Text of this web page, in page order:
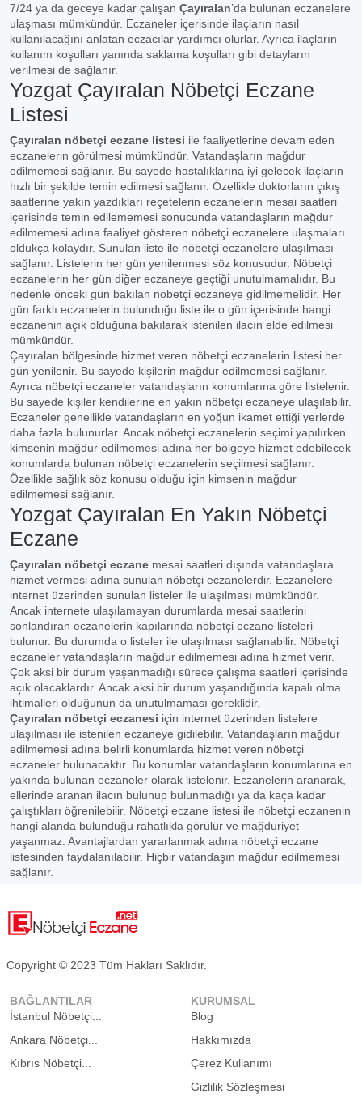
7/24 ya da geceye kadar çalışan Çayıralan’da bulunan eczanelere
ulaşması mümkündür. Eczaneler içerisinde ilaçların nasıl
kullanılacağını anlatan eczacılar yardımcı olurlar. Ayrıca ilaçların
kullanım koşulları yanında saklama koşulları gibi detayların
verilmesi de sağlanır.
Yozgat Çayıralan Nöbetçi Eczane
Listesi
Çayıralan nöbetçi eczane listesi ile faaliyetlerine devam eden
eczanelerin görülmesi mümkündür. Vatandaşların mağdur
edilmemesi sağlanır. Bu sayede hastalıklarına iyi gelecek ilaçların
hızlı bir şekilde temin edilmesi sağlanır. Özellikle doktorların çıkış
saatlerine yakın yazdıkları reçetelerin eczanelerin mesai saatleri
içerisinde temin edilememesi sonucunda vatandaşların mağdur
edilmemesi adına faaliyet gösteren nöbetçi eczanelere ulaşmaları
oldukça kolaydır. Sunulan liste ile nöbetçi eczanelere ulaşılması
sağlanır. Listelerin her gün yenilenmesi söz konusudur. Nöbetçi
eczanelerin her gün diğer eczaneye geçtiği unutulmamalıdır. Bu
nedenle önceki gün bakılan nöbetçi eczaneye gidilmemelidir. Her
gün farklı eczanelerin bulunduğu liste ile o gün içerisinde hangi
eczanenin açık olduğuna bakılarak istenilen ilacın elde edilmesi
mümkündür.
Çayıralan bölgesinde hizmet veren nöbetçi eczanelerin listesi her
gün yenilenir. Bu sayede kişilerin mağdur edilmemesi sağlanır.
Ayrıca nöbetçi eczaneler vatandaşların konumlarına göre listelenir.
Bu sayede kişiler kendilerine en yakın nöbetçi eczaneye ulaşılabilir.
Eczaneler genellikle vatandaşların en yoğun ikamet ettiği yerlerde
daha fazla bulunurlar. Ancak nöbetçi eczanelerin seçimi yapılırken
kimsenin mağdur edilmemesi adına her bölgeye hizmet edebilecek
konumlarda bulunan nöbetçi eczanelerin seçilmesi sağlanır.
Özellikle sağlık söz konusu olduğu için kimsenin mağdur
edilmemesi sağlanır.
Yozgat Çayıralan En Yakın Nöbetçi
Eczane
Çayıralan nöbetçi eczane mesai saatleri dışında vatandaşlara
hizmet vermesi adına sunulan nöbetçi eczanelerdir. Eczanelere
internet üzerinden sunulan listeler ile ulaşılması mümkündür.
Ancak internete ulaşılamayan durumlarda mesai saatlerini
sonlandıran eczanelerin kapılarında nöbetçi eczane listeleri
bulunur. Bu durumda o listeler ile ulaşılması sağlanabilir. Nöbetçi
eczaneler vatandaşların mağdur edilmemesi adına hizmet verir.
Çok aksi bir durum yaşanmadığı sürece çalışma saatleri içerisinde
açık olacaklardır. Ancak aksi bir durum yaşandığında kapalı olma
ihtimalleri olduğunun da unutulmaması gereklidir.
Çayıralan nöbetçi eczanesi için internet üzerinden listelere
ulaşılması ile istenilen eczaneye gidilebilir. Vatandaşların mağdur
edilmemesi adına belirli konumlarda hizmet veren nöbetçi
eczaneler bulunacaktır. Bu konumlar vatandaşların konumlarına en
yakında bulunan eczaneler olarak listelenir. Eczanelerin aranarak,
ellerinde aranan ilacın bulunup bulunmadığı ya da kaça kadar
çalıştıkları öğrenilebilir. Nöbetçi eczane listesi ile nöbetçi eczanenin
hangi alanda bulunduğu rahatlıkla görülür ve mağduriyet
yaşanmaz. Avantajlardan yararlanmak adına nöbetçi eczane
listesinden faydalanılabilir. Hiçbir vatandaşın mağdur edilmemesi
sağlanır.
Copyright © 2023 Tüm Hakları Saklıdır.
BAĞLANTILAR
İstanbul Nöbetçi...
Ankara Nöbetçi...
Kıbrıs Nöbetçi...
KURUMSAL
Blog
Hakkımızda
Çerez Kullanımı
Gizlilik Sözleşmesi